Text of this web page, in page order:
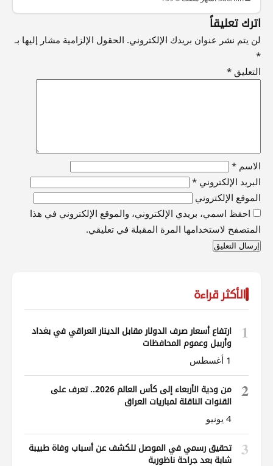
اترك تعليقاً
لن يتم نشر عنوان بريدك الإلكتروني. الحقول الإلزامية مشار إليها بـ
*
التعليق *
الاسم *
البريد الإلكتروني *
الموقع الإلكتروني
احفظ اسمي، بريدي الإلكتروني، والموقع الإلكتروني في هذا
المتصفح لاستخدامها المرة المقبلة في تعليقي.
الأكثر قراءة
1
ارتفاع أسعار صرف الدولار مقابل الدينار العراقي في بغداد
وأربيل وعموم المحافظات
1 أغسطس
2
من ودية الأربعاء إلى كأس العالم 2026.. تعرف على
القنوات الناقلة لمباريات العراق
4 يونيو
3
تحقيق رسمي في الموصل للكشف عن أسباب وفاة طبيبة
شابة بعد جراحة ناظورية